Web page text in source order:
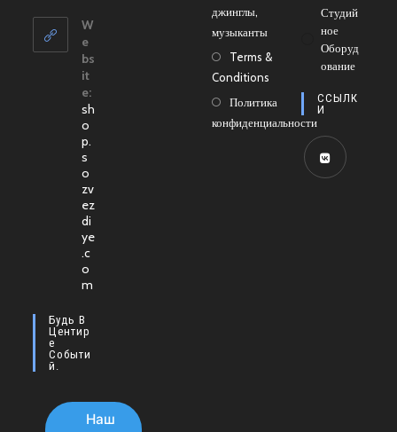
вашем
W
e
bs
it
e:
sh
o
p.
s
o
zv
ez
di
ye
.c
o
m
Будь В
Центир
Е
Событи
Й.
Наш
джинглы,
музыканты
Terms &
Conditions
Политика
конфиденциальности
Студий
Ное
Оборуд
Ование
ССЫЛК
И